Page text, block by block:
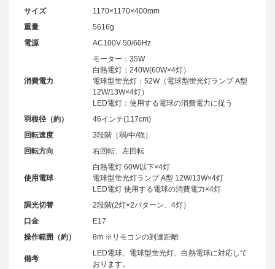
サイズ
1170×1170×400mm
重量
5616g
電源
AC100V 50/60Hz
消費電力
モーター：35W
白熱電灯：240W(60W×4灯）
電球型蛍光灯：52W（電球型蛍光灯ランプ A型
12W/13W×4灯）
LED電灯：使用する電球の消費電力に従う
羽根径（約）
46インチ(117cm)
回転速度
3段階（弱/中/強）
回転方向
右回転、左回転
使用電球
白熱電灯 60W以下×4灯
電球型蛍光灯ランプ A型 12W/13W×4灯
LED電灯 使用する電球の消費電力×4灯
調光切替
2段階(2灯×2パターン、4灯）
口金
E17
操作範囲（約）
8m ※リモコンの到達距離
備考
LED電球、電球型蛍光灯、白熱電球に対応して
おります。